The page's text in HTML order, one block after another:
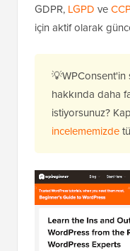
GDPR, LGPD ve
için aktif olarak
💡WPConsent'in
hakkında daha
istiyorsunuz?
incelememizde